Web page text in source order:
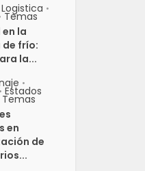
Logistica •
Temas
la
frío:
la...
•
• Estados
Temas
en
de